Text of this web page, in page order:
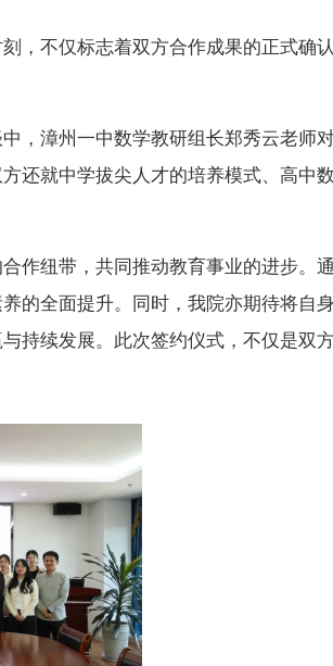
，不仅标志着双方合作成果的正式确
，漳州一中数学教研组长郑秀云老师
还就中学拔尖人才的培养模式、高中
作纽带，共同推动教育事业的进步。
的全面提升。同时，我院亦期待将自
持续发展。此次签约仪式，不仅是双